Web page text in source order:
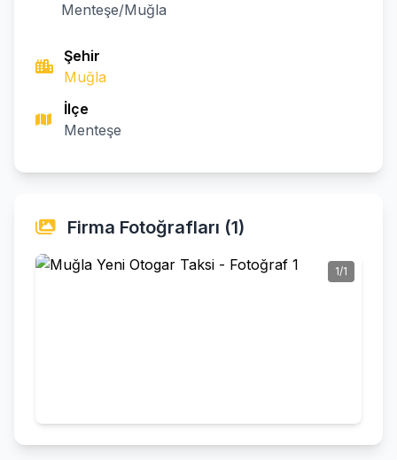
Menteşe/Muğla
Şehir
Muğla
İlçe
Menteşe
Firma Fotoğrafları (1)
1/1